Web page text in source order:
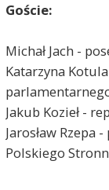
Goście:
Michał Jach -
Katarzyna
Jakub Kozieł -
Jarosław
Polskiego